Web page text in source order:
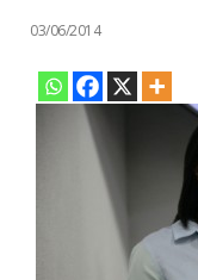
03/06/2014